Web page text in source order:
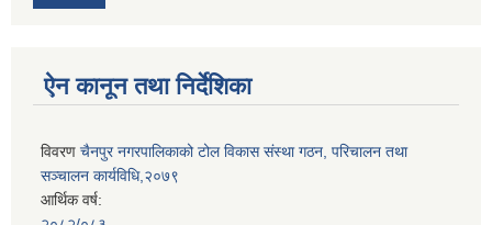
ऐन कानून तथा निर्देशिका
विवरण चैनपुर नगरपालिकाको टोल विकास संस्था गठन, परिचालन तथा
सञ्चालन कार्यविधि,२०७९
आर्थिक वर्ष: